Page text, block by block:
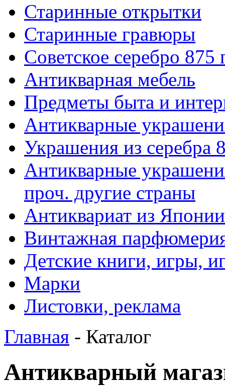
Старинные открытки
Старинные гравюры
Советское серебро
Антикварная мебель
Предметы быта и
Антикварные
Украшения из серебра
Антикварные
проч. другие страны
Антиквариат из
Винтажная
Детские книги, игры,
Марки
Листовки, реклама
Главная - Каталог
Антикварный